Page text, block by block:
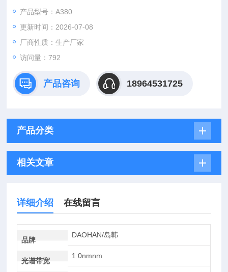
2.数据输出：主机测试数据可以直接U盘导出（USB输出）
3.扫描速度高、中、低可选，3800nm/min
4.专业的分析软件和电脑连接，功能更将大
产品型号：A380
更新时间：2026-07-08
厂商性质：生产厂家
访问量：792
产品咨询 18964531725
产品分类
相关文章
详细介绍 在线留言
品牌
DAOHAN/岛韩
光谱带宽
1.0nmnm